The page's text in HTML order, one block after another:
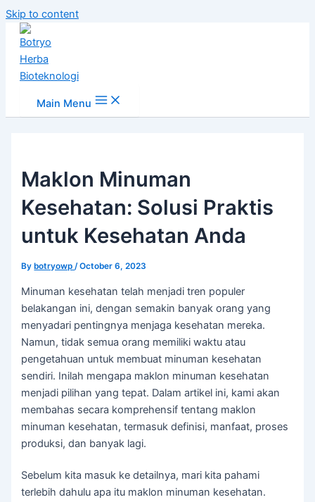
Skip to content
Main Menu
Maklon Minuman
Kesehatan: Solusi Praktis
untuk Kesehatan Anda
By botryowp/October 6, 2023
Minuman kesehatan telah menjadi tren populer
belakangan ini, dengan semakin banyak orang yang
menyadari pentingnya menjaga kesehatan mereka.
Namun, tidak semua orang memiliki waktu atau
pengetahuan untuk membuat minuman kesehatan
sendiri. Inilah mengapa maklon minuman kesehatan
menjadi pilihan yang tepat. Dalam artikel ini, kami akan
membahas secara komprehensif tentang maklon
minuman kesehatan, termasuk definisi, manfaat, proses
produksi, dan banyak lagi.
Sebelum kita masuk ke detailnya, mari kita pahami
terlebih dahulu apa itu maklon minuman kesehatan.